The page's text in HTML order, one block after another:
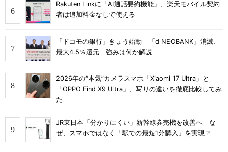
Rakuten Linkに「AI通話要約機能」、楽天モバイル契約
者は追加料金なしで使える
「ドコモの銀行」きょう始動 「d NEOBANK」消滅、
最大4.5％還元 強みは何か解説
2026年の“本気”カメラスマホ「Xiaomi 17 Ultra」と
「OPPO Find X9 Ultra」、写りの違いを徹底比較してみ
た
JR東日本「分かりにくい」新幹線券売機を改善へ な
ぜ、スマホではなく「駅での最短1分購入」を実現？